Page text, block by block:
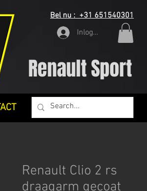
Bel nu : +31 651540301
Inloggen
Renault Sport
Renault Clio 2 rs
draagarm gecoat